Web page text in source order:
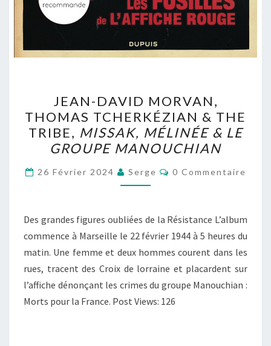
DAVID
MORVAN,
THOMAS
TCHERKÉZIAN
&
THE
MISSAK,
MÉLINÉE
&
LE
GROUPE
MANOUCHIAN
JEAN-DAVID MORVAN,
THOMAS TCHERKÉZIAN & THE
TRIBE, MISSAK, MÉLINÉE & LE
GROUPE MANOUCHIAN
26 Février 2024 Serge Commentaires
0 Commentaire
Des grandes figures oubliées de la Résistance L’album
commence à Marseille le 22 février 1944 à 5 heures du
matin. Une femme et deux hommes courent dans les
rues, tracent des Croix de lorraine et placardent sur
l’affiche dénonçant les crimes du groupe Manouchian :
Morts pour la France. Post Views: 126